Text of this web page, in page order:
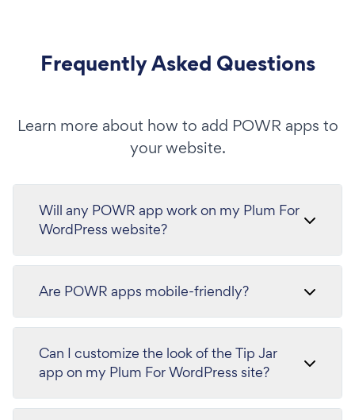
Frequently Asked Questions
Learn more about how to add POWR apps to
your website.
Will any POWR app work on my Plum For
WordPress website?
Are POWR apps mobile-friendly?
Can I customize the look of the Tip Jar
app on my Plum For WordPress site?